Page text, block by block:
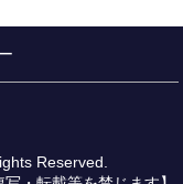
Reserved.